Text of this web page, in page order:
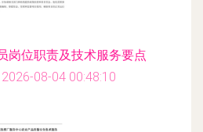
岗位职责及技术服务要点
08-04 00:48:10